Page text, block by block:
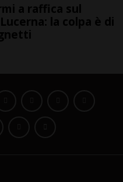
a raffica sul
la colpa è di